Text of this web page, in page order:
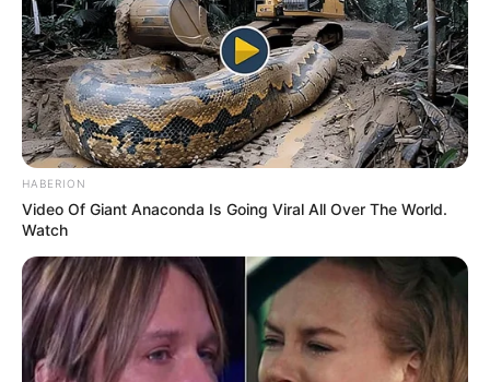
HABERION
Video Of Giant Anaconda Is Going Viral All Over The World.
Watch